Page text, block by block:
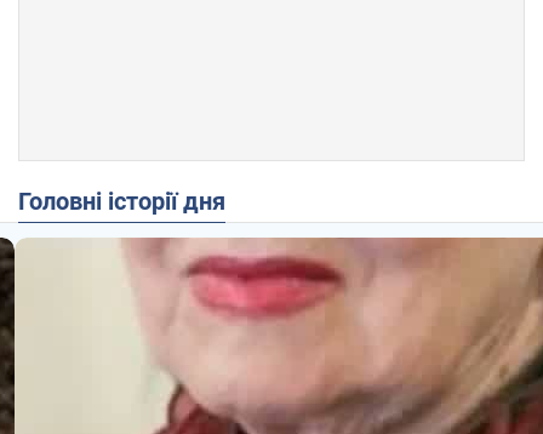
Головні історії дня